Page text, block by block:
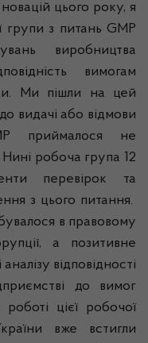
цього року, я
групи з питань GMP
виробництва
вимогам
Ми пішли на цей
видачі або відмови
приймалося не
робоча група 12
перевірок та
з цього питання.
в правовому
а позитивне
відповідності
до вимог
цієї робочої
вже встигли